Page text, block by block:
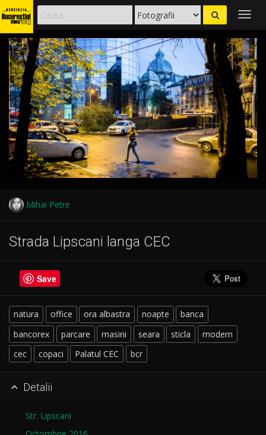
Mihai Petre
Strada Lipscani langa CEC
Save
natura office ora albastra noapte
banca
bancorex
parcare masini seara sticla
modern
cec
copaci Palatul CEC bcr
 Detalii
Str. Lipscani